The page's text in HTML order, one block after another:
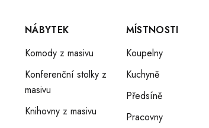
NÁBYTEK
Komody z masivu
Konferenční stolky z
masivu
Knihovny z masivu
MÍSTNOSTI
Koupelny
Kuchyně
Předsíně
Pracovny